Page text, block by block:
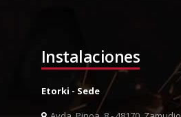
Instalaciones
Etorki - Sede